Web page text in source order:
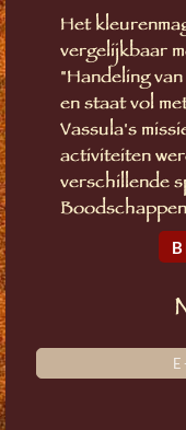
Het
vergelijkbaar
"Handeling
en staat vol
Vassula's
activiteiten
verschillende